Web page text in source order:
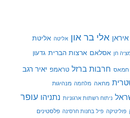
איראן אלי בר און אליטה אליטת
חן אסלאם ארצות הברית גדעון
חמאס חרבות ברזל טראמפ יאיר רגב
מחאה מלחמה מנהיגות
ניתוח רשתות ארגוניות נתניהו עופר
פוליטיקה פיל בחנות חרסינה פלסטינים